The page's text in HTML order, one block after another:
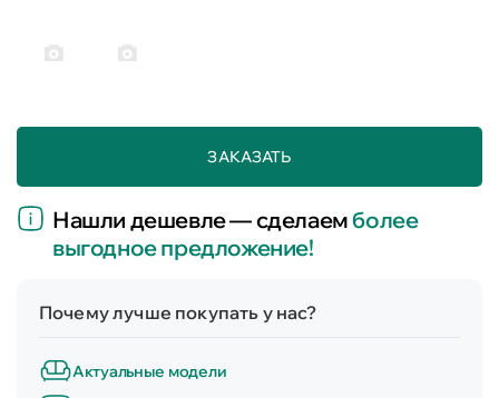
ЗАКАЗАТЬ
Нашли дешевле — сделаемболее
выгодное предложение!
Почему лучше покупать у нас?
Актуальные модели